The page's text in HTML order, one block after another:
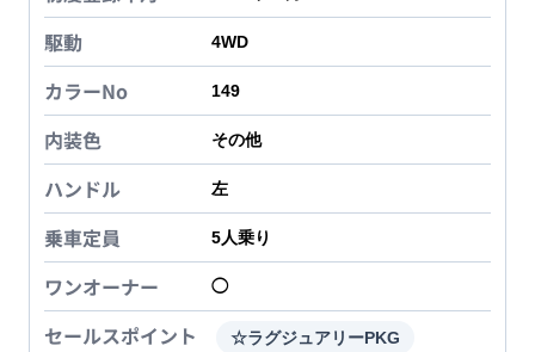
駆動 4WD
カラーNo 149
内装色 その他
ハンドル 左
乗車定員 5人乗り
ワンオーナー ◯
セールスポイント ☆ラグジュアリーPKG